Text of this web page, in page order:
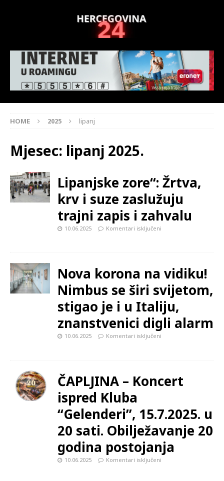
HOME 2025 lipanj
Mjesec: lipanj 2025.
Lipanjske zore“: Žrtva,
krv i suze zaslužuju
trajni zapis i zahvalu
10.06.2025 Komentari isključeni
Nova korona na vidiku!
Nimbus se širi svijetom,
stigao je i u Italiju,
znanstvenici digli alarm
10.06.2025 Komentari isključeni
ČAPLJINA – Koncert
ispred Kluba
“Gelenderi”, 15.7.2025. u
20 sati. Obilježavanje 20
godina postojanja
10.06.2025 Komentari isključeni